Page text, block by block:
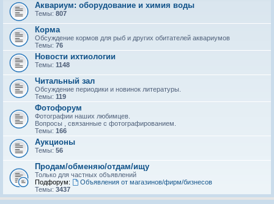
Аквариум: оборудование и химия воды
Темы: 807
Корма
Обсуждение кормов для рыб и других обитателей аквариумов
Темы: 76
Новости ихтиологии
Темы: 1148
Читальный зал
Обсуждение периодики и новинок литературы.
Темы: 119
Фотофорум
Фотографии наших любимцев.
Вопросы , связанные с фотографированием.
Темы: 166
Аукционы
Темы: 56
Продам/обменяю/отдам/ищу
Только для частных объявлений
Подфорум:
Объявления от магазинов/фирм/бизнесов
Темы: 3437